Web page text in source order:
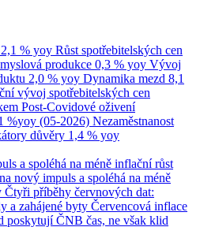
2,1 % yoy Růst spotřebitelských cen
produkce 0,3 % yoy Vývoj
2,0 % yoy Dynamika mezd 8,1
vývoj spotřebitelských cen
Post-Covidové oživení
%yoy (05-2026) Nezaměstnanost
důvěry 1,4 % yoy
a spoléhá na méně inflační růst
nový impuls a spoléhá na méně
Čtyři příběhy červnových dat:
a zahájené byty Červencová inflace
poskytují ČNB čas, ne však klid